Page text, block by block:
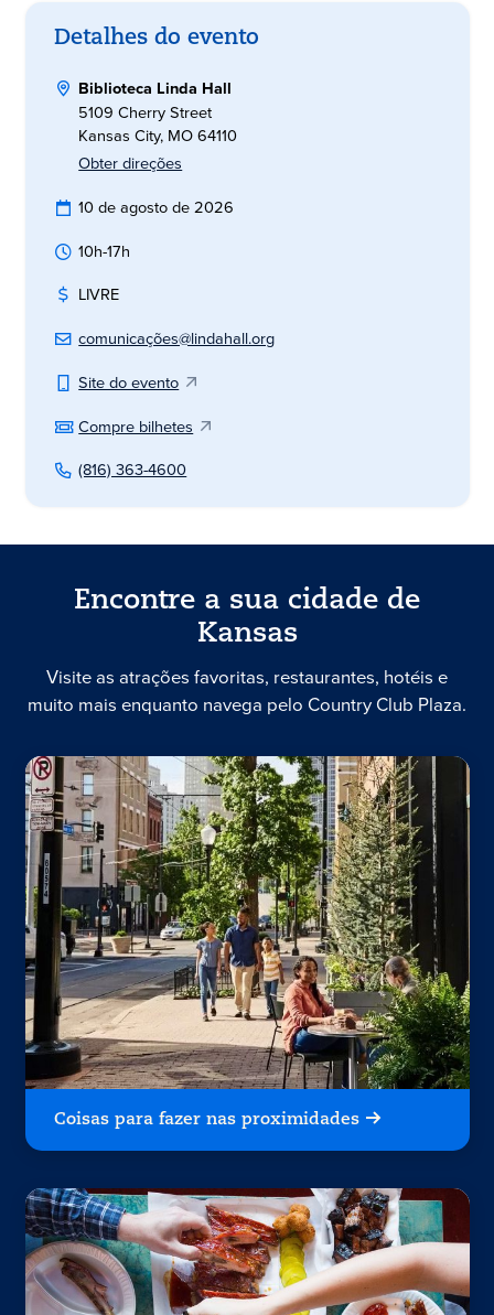
Detalhes do evento
Biblioteca Linda Hall
5109 Cherry Street
Kansas City, MO 64110
Obter direções
10 de agosto de 2026
10h-17h
LIVRE
comunicações@lindahall.org
Site do evento
Compre bilhetes
(816) 363-4600
Encontre a sua cidade de
Kansas
Visite as atrações favoritas, restaurantes, hotéis e
muito mais enquanto navega pelo Country Club Plaza.
Coisas para fazer nas proximidades